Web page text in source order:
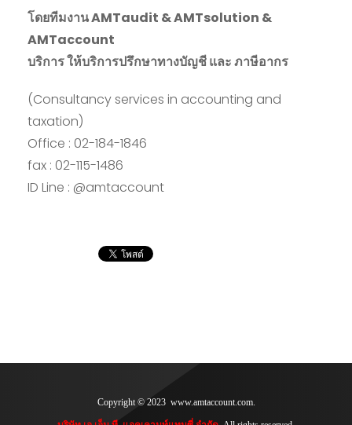
โดยทีมงานAMTaudit & AMTsolution &
AMTaccount
บริการ ให้บริการปรึกษาทางบัญชี และ ภาษีอากร
(Consultancy services in accounting and
taxation)
Office : 02-184-1846
fax : 02-115-1486
ID Line : @amtaccount
Copyright © 2023 www.amtaccount.com.